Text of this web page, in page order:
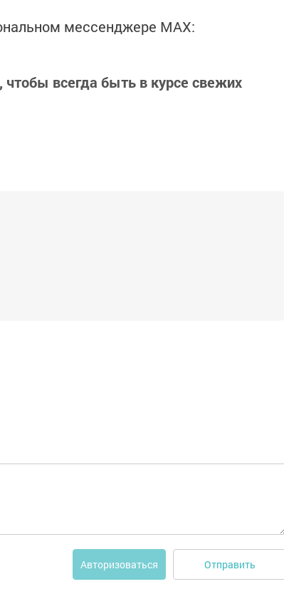
мессенджере MАХ:
, чтобы всегда быть в курсе свежих
Авторизоваться Отправить